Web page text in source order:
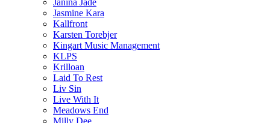
Janina Jade
Jasmine Kara
Kallfront
Karsten Torebjer
Kingart Music Management
KLPS
Krilloan
Laid To Rest
Liv Sin
Live With It
Meadows End
Milly Dee